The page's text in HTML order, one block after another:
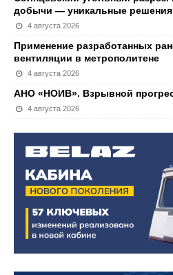
добычи — уникальные решения
4 августа 2026
Применение разработанных
вентиляции в метрополитене
4 августа 2026
АНО «НОИВ». Взрывной
4 августа 2026